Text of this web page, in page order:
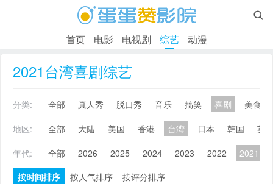

首页 电影 电视剧 综艺 动漫
2021台湾喜剧综艺
分类: 全部 真人秀 脱口秀 音乐 搞笑 喜剧
美食
地区:
全部 大陆 美国 香港 台湾 日本 韩国
英
年代:
全部 2026 2025 2024 2023 2022 2021
按时间排序
按人气排序 按评分排序